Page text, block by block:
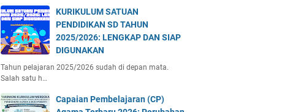
KURIKULUM SATUAN
PENDIDIKAN SD TAHUN
2025/2026: LENGKAP DAN SIAP
DIGUNAKAN
Tahun pelajaran 2025/2026 sudah di depan mata.
Salah satu h…
Capaian Pembelajaran (CP)